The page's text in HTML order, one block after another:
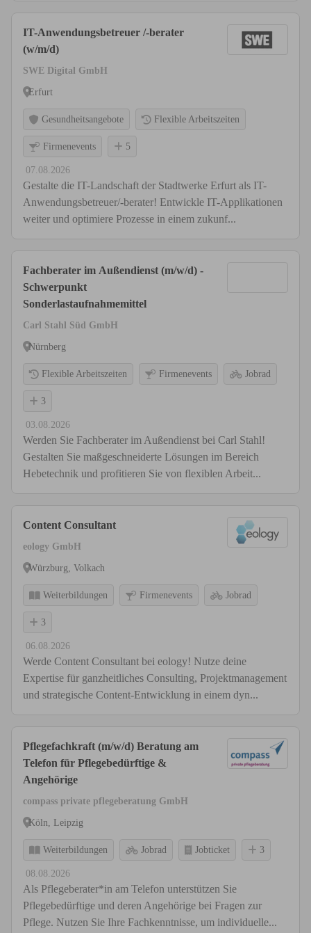
IT-Anwendungsbetreuer /-berater
(w/m/d)
SWE Digital GmbH
Erfurt
Gesundheitsangebote Flexible Arbeitszeiten
Firmenevents 5
07.08.2026
Gestalte die IT-Landschaft der Stadtwerke Erfurt als IT-
Anwendungsbetreuer/-berater! Entwickle IT-Applikationen
weiter und optimiere Prozesse in einem zukunf...
Fachberater im Außendienst (m/w/d) -
Schwerpunkt
Sonderlastaufnahmemittel
Carl Stahl Süd GmbH
Nürnberg
Flexible Arbeitszeiten Firmenevents Jobrad
3
03.08.2026
Werden Sie Fachberater im Außendienst bei Carl Stahl!
Gestalten Sie maßgeschneiderte Lösungen im Bereich
Hebetechnik und profitieren Sie von flexiblen Arbeit...
Content Consultant
eology GmbH
Würzburg, Volkach
Weiterbildungen Firmenevents Jobrad
3
06.08.2026
Werde Content Consultant bei eology! Nutze deine
Expertise für ganzheitliches Consulting, Projektmanagement
und strategische Content-Entwicklung in einem dyn...
Pflegefachkraft (m/w/d) Beratung am
Telefon für Pflegebedürftige &
Angehörige
compass private pflegeberatung GmbH
Köln, Leipzig
Weiterbildungen Jobrad Jobticket 3
08.08.2026
Als Pflegeberater*in am Telefon unterstützen Sie
Pflegebedürftige und deren Angehörige bei Fragen zur
Pflege. Nutzen Sie Ihre Fachkenntnisse, um individuelle...